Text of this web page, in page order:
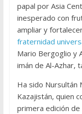
papal por Asia
inesperado con
ampliar y
fraternidad
Mario Bergoglio y
imán de Al-Azhar,
Ha sido Nursultán
Kazajistán, quien
primera edición